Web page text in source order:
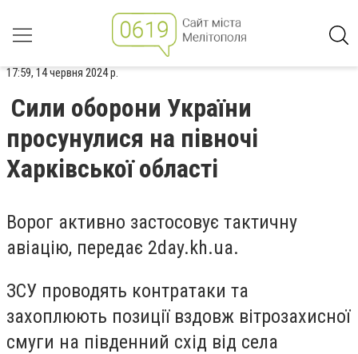
17:59, 14 червня 2024 р.
Сили оборони України
просунулися на півночі
Харківської області
Ворог активно застосовує тактичну
авіацію, передає 2day.kh.ua.
ЗСУ проводять контратаки та
захоплюють позиції вздовж вітрозахисної
смуги на південний схід від села